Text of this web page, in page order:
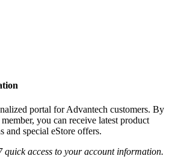
portal for Advantech customers. By
you can receive latest product
and special eStore offers.
quick access to your account information.